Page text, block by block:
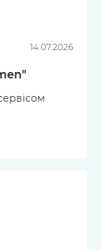
14.07.2026